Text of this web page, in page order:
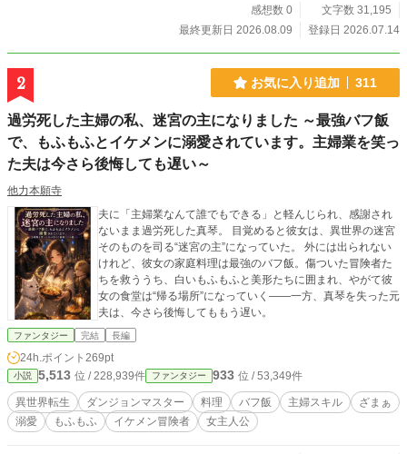
ーライフキングのダンジョンライフである。 ⸻ この作品
はAI生成作品になります。
感想数 0
文字数 31,195
最終更新日 2026.08.09
登録日 2026.07.14
2 お気に入り追加 311
過労死した主婦の私、迷宮の主になりました ～最強バフ飯
で、もふもふとイケメンに溺愛されています。主婦業を笑っ
た夫は今さら後悔しても遅い～
他力本願寺
夫に「主婦業なんて誰でもできる」と軽んじられ、感謝され
ないまま過労死した真琴。 目覚めると彼女は、異世界の迷宮
そのものを司る“迷宮の主”になっていた。 外には出られない
けれど、彼女の家庭料理は最強のバフ飯。傷ついた冒険者た
ちを救ううち、白いもふもふと美形たちに囲まれ、やがて彼
女の食堂は“帰る場所”になっていく――一方、真琴を失った元
夫は、今さら後悔してももう遅い。
ファンタジー 完結 長編
24h.ポイント 269pt
小説 5,513 位 / 228,939件 ファンタジー 933 位 / 53,349件
異世界転生 ダンジョンマスター 料理 バフ飯 主婦スキル
ざまぁ
溺愛
もふもふ イケメン冒険者 女主人公